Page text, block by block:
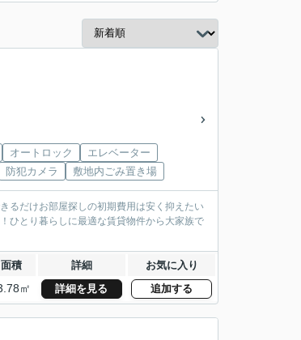
オートロック
エレベーター
防犯カメラ 敷地内ごみ置き場
るだけお部屋探しの初期費用は安く抑えたい
ひとり暮らしに最適な賃貸物件から大家族で
面積 詳細 お気に入り
㎡ 詳細を見る 追加する